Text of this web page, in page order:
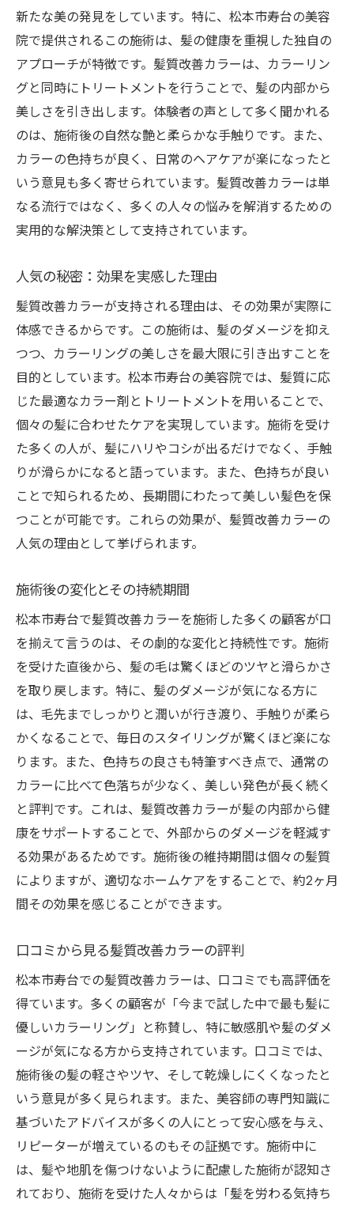
新たな美の発見をしています。特に、松本市寿台の美容
院で提供されるこの施術は、髪の健康を重視した独自の
アプローチが特徴です。髪質改善カラーは、カラーリン
グと同時にトリートメントを行うことで、髪の内部から
美しさを引き出します。体験者の声として多く聞かれる
のは、施術後の自然な艶と柔らかな手触りです。また、
カラーの色持ちが良く、日常のヘアケアが楽になったと
いう意見も多く寄せられています。髪質改善カラーは単
なる流行ではなく、多くの人々の悩みを解消するための
実用的な解決策として支持されています。
人気の秘密：効果を実感した理由
髪質改善カラーが支持される理由は、その効果が実際に
体感できるからです。この施術は、髪のダメージを抑え
つつ、カラーリングの美しさを最大限に引き出すことを
目的としています。松本市寿台の美容院では、髪質に応
じた最適なカラー剤とトリートメントを用いることで、
個々の髪に合わせたケアを実現しています。施術を受け
た多くの人が、髪にハリやコシが出るだけでなく、手触
りが滑らかになると語っています。また、色持ちが良い
ことで知られるため、長期間にわたって美しい髪色を保
つことが可能です。これらの効果が、髪質改善カラーの
人気の理由として挙げられます。
施術後の変化とその持続期間
松本市寿台で髪質改善カラーを施術した多くの顧客が口
を揃えて言うのは、その劇的な変化と持続性です。施術
を受けた直後から、髪の毛は驚くほどのツヤと滑らかさ
を取り戻します。特に、髪のダメージが気になる方に
は、毛先までしっかりと潤いが行き渡り、手触りが柔ら
かくなることで、毎日のスタイリングが驚くほど楽にな
ります。また、色持ちの良さも特筆すべき点で、通常の
カラーに比べて色落ちが少なく、美しい発色が長く続く
と評判です。これは、髪質改善カラーが髪の内部から健
康をサポートすることで、外部からのダメージを軽減す
る効果があるためです。施術後の維持期間は個々の髪質
によりますが、適切なホームケアをすることで、約2ヶ月
間その効果を感じることができます。
口コミから見る髪質改善カラーの評判
松本市寿台での髪質改善カラーは、口コミでも高評価を
得ています。多くの顧客が「今まで試した中で最も髪に
優しいカラーリング」と称賛し、特に敏感肌や髪のダメ
ージが気になる方から支持されています。口コミでは、
施術後の髪の軽さやツヤ、そして乾燥しにくくなったと
いう意見が多く見られます。また、美容師の専門知識に
基づいたアドバイスが多くの人にとって安心感を与え、
リピーターが増えているのもその証拠です。施術中に
は、髪や地肌を傷つけないように配慮した施術が認知さ
れており、施術を受けた人々からは「髪を労わる気持ち